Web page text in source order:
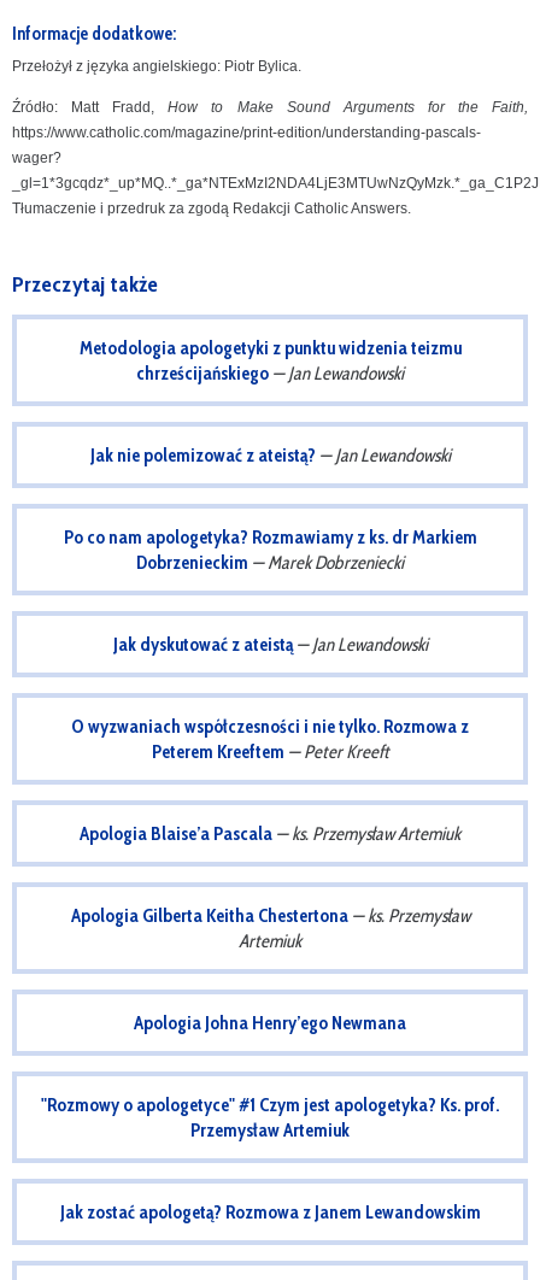
Informacje dodatkowe:
Przełożył z języka angielskiego: Piotr Bylica.
Źródło: Matt Fradd,How to Make Sound Arguments for the Faith,
https://www.catholic.com/magazine/print-edition/understanding-pascals-
wager?
Tłumaczenie i przedruk za zgodą Redakcji Catholic Answers.
Przeczytaj także
Metodologia apologetyki z punktu widzenia teizmu
chrześcijańskiego — Jan Lewandowski
Jak nie polemizować z ateistą? — Jan Lewandowski
Po co nam apologetyka? Rozmawiamy z ks. dr Markiem
Dobrzenieckim — Marek Dobrzeniecki
Jak dyskutować z ateistą— Jan Lewandowski
O wyzwaniach współczesności i nie tylko. Rozmowa z
Peterem Kreeftem — Peter Kreeft
Apologia Blaise’a Pascala — ks. Przemysław Artemiuk
Apologia Gilberta Keitha Chestertona — ks. Przemysław
Artemiuk
Apologia Johna Henry’ego Newmana
"Rozmowy o apologetyce" #1 Czym jest apologetyka? Ks. prof.
Przemysław Artemiuk
Jak zostać apologetą? Rozmowa z Janem Lewandowskim